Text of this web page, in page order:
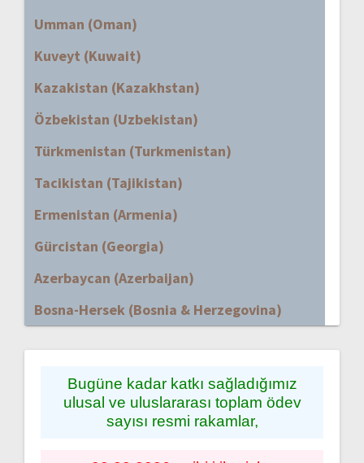
Umman (Oman)
Kuveyt (Kuwait)
Kazakistan (Kazakhstan)
Özbekistan (Uzbekistan)
Türkmenistan (Turkmenistan)
Tacikistan (Tajikistan)
Ermenistan (Armenia)
Gürcistan (Georgia)
Azerbaycan (Azerbaijan)
Bosna-Hersek (Bosnia & Herzegovina)
Bugüne kadar katkı sağladığımız
ulusal ve uluslararası toplam ödev
sayısı resmi rakamlar,